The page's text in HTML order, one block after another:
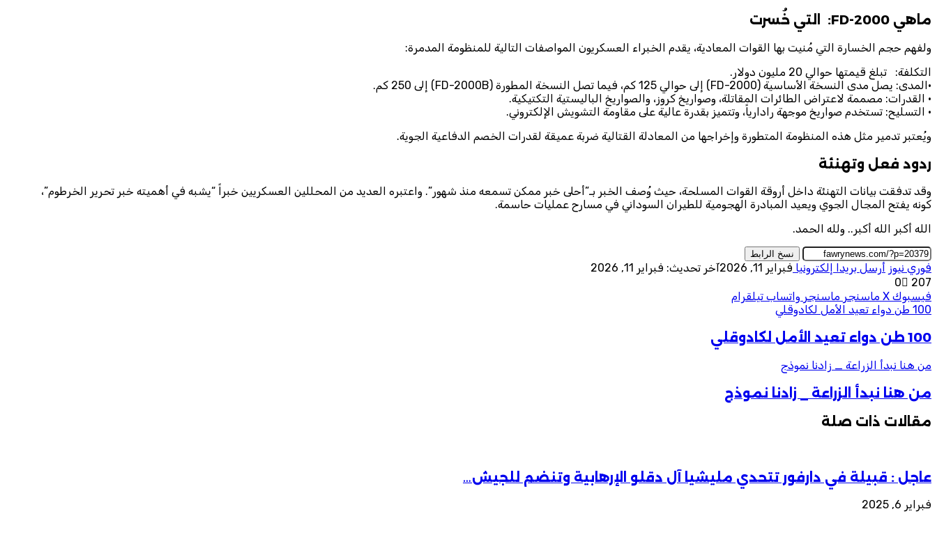
ماهي FD-2000: التي خُسرت
ولفهم حجم الخسارة التي مُنيت بها القوات المعادية، يقدم الخبراء العسكريون المواصفات التالية للمنظومة المدمرة:
التكلفة: تبلغ قيمتها حوالي 20 مليون دولار.
·المدى: يصل مدى النسخة الأساسية (FD-2000) إلى حوالي 125 كم، فيما تصل النسخة المطورة (FD-2000B) إلى 250 كم.
· القدرات: مصممة لاعتراض الطائرات المقاتلة، وصواريخ كروز، والصواريخ الباليستية التكتيكية.
· التسليح: تستخدم صواريخ موجهة رادارياً، وتتميز بقدرة عالية على مقاومة التشويش الإلكتروني.
ويُعتبر تدمير مثل هذه المنظومة المتطورة وإخراجها من المعادلة القتالية ضربة عميقة لقدرات الخصم الدفاعية الجوية.
ردود فعل وتهنئة
وقد تدفقت بيانات التهنئة داخل أروقة القوات المسلحة، حيث وُصف الخبر بـ”أحلى خبر ممكن تسمعه منذ شهور”. واعتبره العديد من المحللين العسكريين خبراً “يشبه في أهميته خبر تحرير الخرطوم”،
كونه يفتح المجال الجوي ويعيد المبادرة الهجومية للطيران السوداني في مسارح عمليات حاسمة.
الله أكبر الله أكبر.. ولله الحمد.
نسخ الرابط
فوري نيوز أرسل بريدا إلكترونيا فبراير 11, 2026
آخر تحديث: فبراير 11, 2026
0
207
فيسبوك ‫X ماسنجر ماسنجر واتساب تيلقرام
100 طن دواء تعيد الأمل لكادوقلي
100 طن دواء تعيد الأمل لكادوقلي
من هنا نبدأ الزراعة _ زادنا نموذج
من هنا نبدأ الزراعة _ زادنا نموذج
مقالات ذات صلة
عاجل : قبيلة في دارفور تتحدي مليشيا آل دقلو الإرهابية وتنضم للجيش…
فبراير 6, 2025